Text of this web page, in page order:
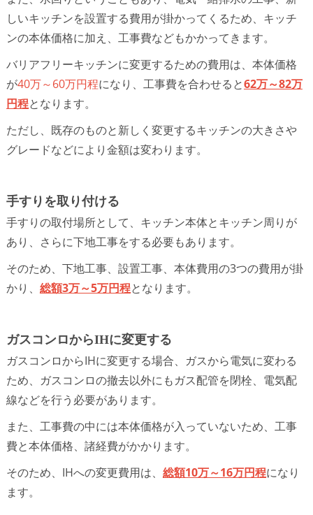
しいキッチンを設置する費用が掛かってくるため、キッチ
ンの本体価格に加え、工事費などもかかってきます。
バリアフリーキッチンに変更するための費用は、本体価格
が40万～60万円程になり、工事費を合わせると62万～82万
円程となります。
ただし、既存のものと新しく変更するキッチンの大きさや
グレードなどにより金額は変わります。
手すりを取り付ける
手すりの取付場所として、キッチン本体とキッチン周りが
あり、さらに下地工事をする必要もあります。
そのため、下地工事、設置工事、本体費用の3つの費用が掛
かり、 総額3万～5万円程となります。
ガスコンロからIHに変更する
ガスコンロからIHに変更する場合、ガスから電気に変わる
ため、ガスコンロの撤去以外にもガス配管を閉栓、電気配
線などを行う必要があります。
また、工事費の中には本体価格が入っていないため、工事
費と本体価格、諸経費がかかります。
そのため、IHへの変更費用は、 総額10万～16万円程になり
ます。